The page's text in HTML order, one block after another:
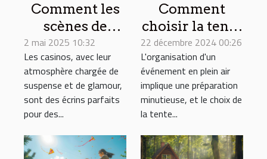
Comment les
scènes de
casino
influencent-
elles les
intrigues de
films célèbres
2 mai 2025 10:32
Les casinos, avec leur
atmosphère chargée de
suspense et de glamour,
sont des écrins parfaits
pour des...
Comment
choisir la tente
gonflable
idéale pour vos
événements
22 décembre 2024 00:26
L'organisation d'un
événement en plein air
implique une préparation
minutieuse, et le choix de
la tente...